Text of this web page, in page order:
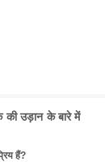
की उड़ान के बारे में
हैं?